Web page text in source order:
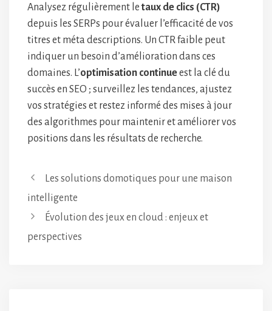
Analysez régulièrement le taux de clics (CTR)
depuis les SERPs pour évaluer l’efficacité de vos
titres et méta descriptions. Un CTR faible peut
indiquer un besoin d’amélioration dans ces
domaines. L’optimisation continueest la clé du
succès en SEO ; surveillez les tendances, ajustez
vos stratégies et restez informé des mises à jour
des algorithmes pour maintenir et améliorer vos
positions dans les résultats de recherche.
Les solutions domotiques pour une maison
intelligente
Évolution des jeux en cloud : enjeux et
perspectives